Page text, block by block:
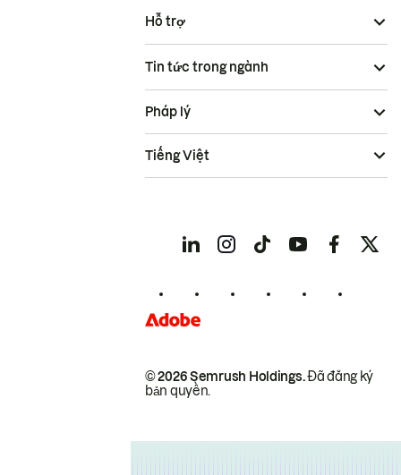
Hỗ trợ
Tin tức trong ngành
© 2026 Semrush Holdings.Đã đăng ký
bản quyền.
Pháp lý
Tiếng Việt